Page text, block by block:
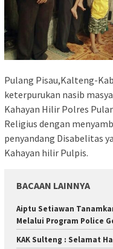
Pulang Pisau,Kalteng-
keterpurukan nasib
Kahayan Hilir Polres
Religius dengan
penyandang Disabelitas
Kahayan hilir Pulpis.
BACAAN LAINNYA
Aiptu Setiawan
Melalui Program Police
KAK Sulteng : Selamat